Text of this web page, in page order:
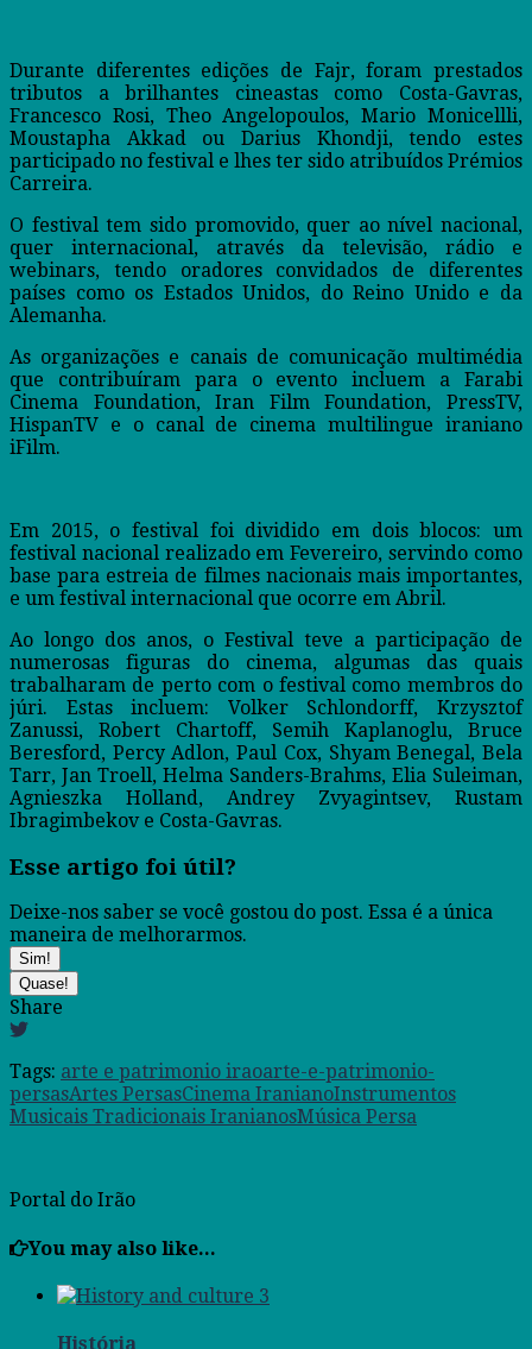
Durante diferentes edições de Fajr, foram prestados
tributos a brilhantes cineastas como Costa-Gavras,
Francesco Rosi, Theo Angelopoulos, Mario Monicellli,
Moustapha Akkad ou Darius Khondji, tendo estes
participado no festival e lhes ter sido atribuídos Prémios
Carreira.
O festival tem sido promovido, quer ao nível nacional,
quer internacional, através da televisão, rádio e
webinars, tendo oradores convidados de diferentes
países como os Estados Unidos, do Reino Unido e da
Alemanha.
As organizações e canais de comunicação multimédia
que contribuíram para o evento incluem a Farabi
Cinema Foundation, Iran Film Foundation, PressTV,
HispanTV e o canal de cinema multilingue iraniano
iFilm.
Em 2015, o festival foi dividido em dois blocos: um
festival nacional realizado em Fevereiro, servindo como
base para estreia de filmes nacionais mais importantes,
e um festival internacional que ocorre em Abril.
Ao longo dos anos, o Festival teve a participação de
numerosas figuras do cinema, algumas das quais
trabalharam de perto com o festival como membros do
júri. Estas incluem: Volker Schlondorff, Krzysztof
Zanussi, Robert Chartoff, Semih Kaplanoglu, Bruce
Beresford, Percy Adlon, Paul Cox, Shyam Benegal, Bela
Tarr, Jan Troell, Helma Sanders-Brahms, Elia Suleiman,
Agnieszka Holland, Andrey Zvyagintsev, Rustam
Ibragimbekov e Costa-Gavras.
Esse artigo foi útil?
Deixe-nos saber se você gostou do post. Essa é a única
maneira de melhorarmos.
Sim!
Quase!
Share
Tags: arte e patrimonio iraoarte-e-patrimonio-
persasArtes PersasCinema IranianoInstrumentos
Musicais Tradicionais IranianosMúsica Persa
Portal do Irão
You may also like...
História